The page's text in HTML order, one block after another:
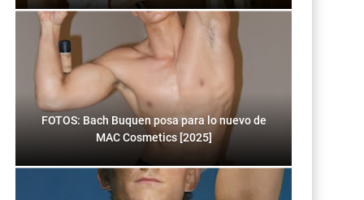
FOTOS: Bach Buquen posa para lo nuevo de
MAC Cosmetics [2025]